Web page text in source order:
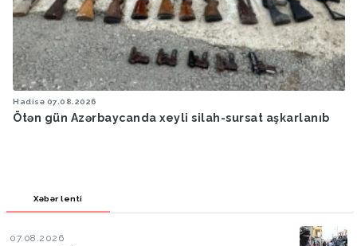
Hadisə 07.08.2026
Ötən gün Azərbaycanda xeyli silah-sursat aşkarlanıb
Xəbər lenti
07.08.2026